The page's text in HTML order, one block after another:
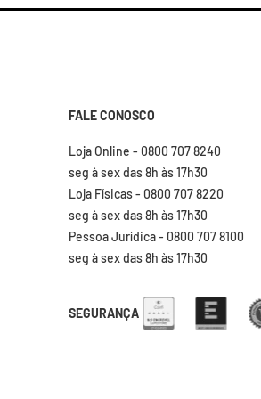
FALE CONOSCO
Loja Online - 0800 707 8240
seg à sex das 8h às 17h30
Loja Físicas - 0800 707 8220
seg à sex das 8h às 17h30
Pessoa Jurídica - 0800 707 8100
seg à sex das 8h às 17h30
SEGURANÇA